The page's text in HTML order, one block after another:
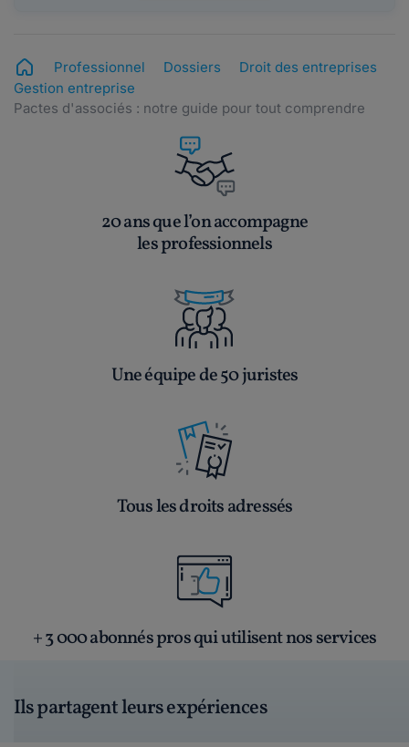
Professionnel Dossiers
Droit des entreprises
Gestion entreprise
Pactes d'associés : notre guide pour tout comprendre
20 ans que l’on accompagne
les professionnels
Une équipe de 50 juristes
Tous les droits adressés
+ 3 000 abonnés pros qui utilisent nos services
Ils partagent leurs expériences